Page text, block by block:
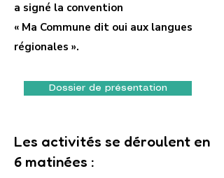
a signé la convention
« Ma Commune dit oui aux langues
régionales ». ​​
Dossier de présentation
​​​​​​​Les activités se déroulent en
6 matinées :​